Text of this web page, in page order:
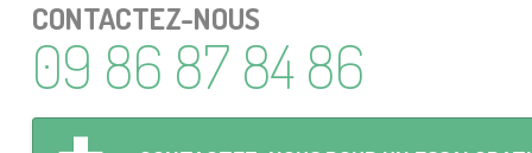
CONTACTEZ-NOUS
09 86 87 84 86